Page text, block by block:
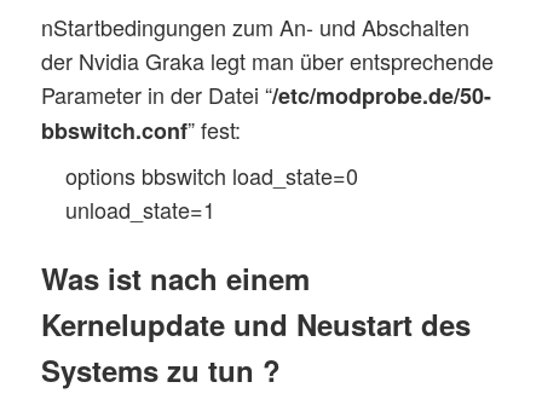
nStartbedingungen zum An- und Abschalten
der Nvidia Graka legt man über entsprechende
Parameter in der Datei “/etc/modprobe.de/50-
bbswitch.conf” fest:
options bbswitch load_state=0
unload_state=1
Was ist nach einem
Kernelupdate und Neustart des
Systems zu tun ?